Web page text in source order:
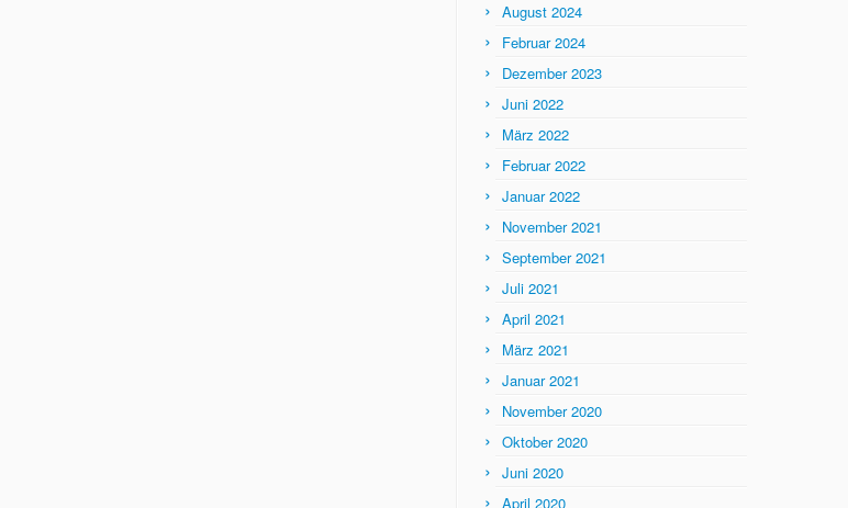
August 2024
Februar 2024
Dezember 2023
Juni 2022
März 2022
Februar 2022
Januar 2022
November 2021
September 2021
Juli 2021
April 2021
März 2021
Januar 2021
November 2020
Oktober 2020
Juni 2020
April 2020